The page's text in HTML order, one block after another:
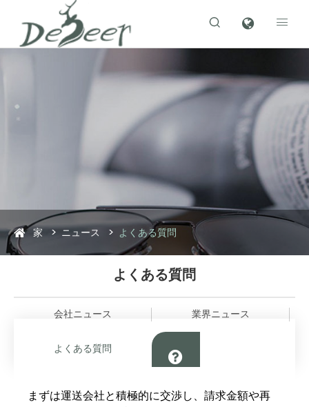
 
家 ニュース よくある質問
よくある質問
会社ニュース 業界ニュース
よくある質問
配送の問題を解決するにはどうすればよい
まずは運送会社と積極的に交渉し、請求金額や再